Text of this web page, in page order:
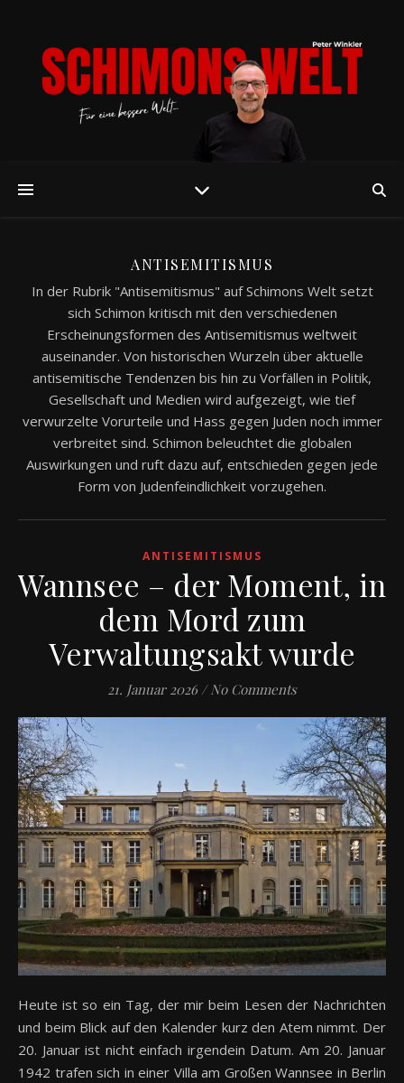
ANTISEMITISMUS
In der Rubrik "Antisemitismus" auf Schimons Welt setzt
sich Schimon kritisch mit den verschiedenen
Erscheinungsformen des Antisemitismus weltweit
auseinander. Von historischen Wurzeln über aktuelle
antisemitische Tendenzen bis hin zu Vorfällen in Politik,
Gesellschaft und Medien wird aufgezeigt, wie tief
verwurzelte Vorurteile und Hass gegen Juden noch immer
verbreitet sind. Schimon beleuchtet die globalen
Auswirkungen und ruft dazu auf, entschieden gegen jede
Form von Judenfeindlichkeit vorzugehen.
ANTISEMITISMUS
Wannsee – der Moment, in
dem Mord zum
Verwaltungsakt wurde
21. Januar 2026 / No Comments
Heute ist so ein Tag, der mir beim Lesen der Nachrichten
und beim Blick auf den Kalender kurz den Atem nimmt. Der
20. Januar ist nicht einfach irgendein Datum. Am 20. Januar
1942 trafen sich in einer Villa am Großen Wannsee in Berlin